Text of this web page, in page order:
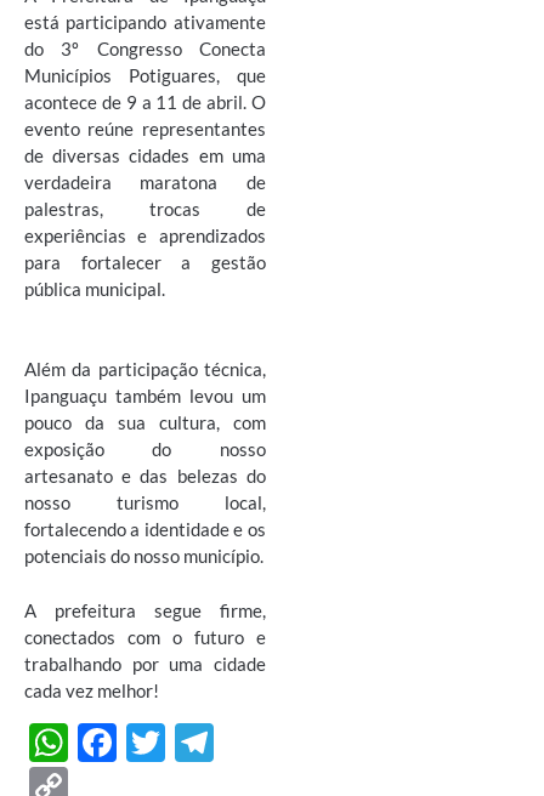
está participando ativamente
do 3º Congresso Conecta
Municípios Potiguares, que
acontece de 9 a 11 de abril. O
evento reúne representantes
de diversas cidades em uma
verdadeira maratona de
palestras, trocas de
experiências e aprendizados
para fortalecer a gestão
pública municipal.
Além da participação técnica,
Ipanguaçu também levou um
pouco da sua cultura, com
exposição do nosso
artesanato e das belezas do
nosso turismo local,
fortalecendo a identidade e os
potenciais do nosso município.
A prefeitura segue firme,
conectados com o futuro e
trabalhando por uma cidade
cada vez melhor!
W F
T